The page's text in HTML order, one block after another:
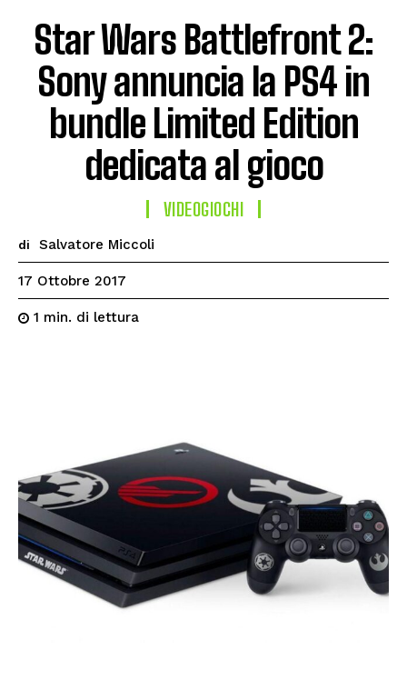
Star Wars Battlefront 2:
Sony annuncia la PS4 in
bundle Limited Edition
dedicata al gioco
VIDEOGIOCHI
di Salvatore Miccoli
17 Ottobre 2017
1 min. di lettura